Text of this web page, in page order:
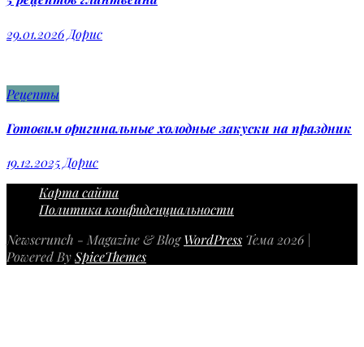
29.01.2026 Дорис
Рецепты
Готовим оригинальные холодные закуски на праздник
19.12.2025 Дорис
Карта сайта
Политика конфиденциальности
Newscrunch - Magazine & BlogWordPress Тема 2026 |
Powered BySpiceThemes